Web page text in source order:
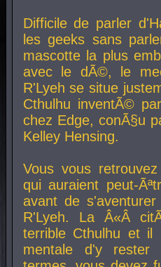
Difficile de parler
les geeks sans
mascotte la plus
avec le dÃ©, le
R'Lyeh se situe
Cthulhu inventÃ©
chez Edge, conÃ§u
Kelley Hensing.
Vous vous
qui auraient peut-
avant de
R'Lyeh. La Â«Â
terrible Cthulhu et
mentale d'y rester